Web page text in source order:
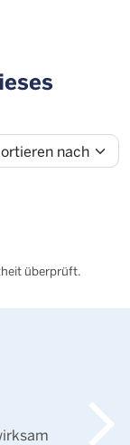
nach
überprüft.